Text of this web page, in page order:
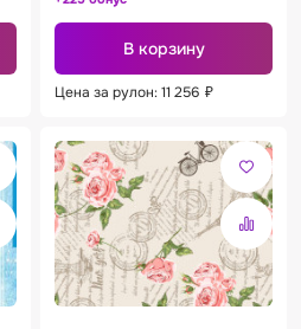
В корзину
Цена за рулон: 11 256 ₽